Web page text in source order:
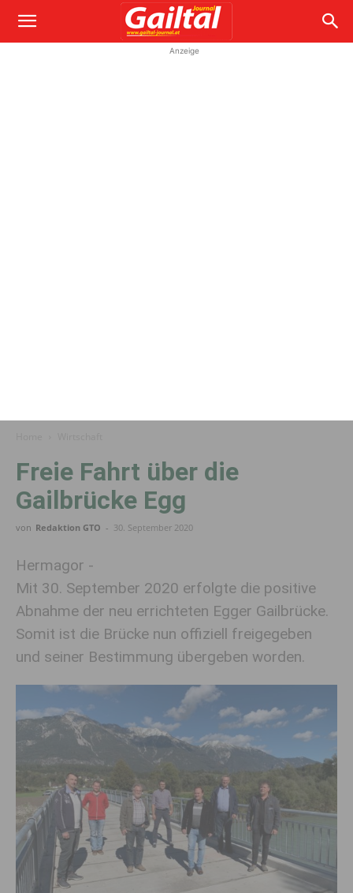
Anzeige
Freie Fahrt über die
Gailbrücke Egg
von Redaktion GTO - 30. September 2020
Hermagor -
Mit 30. September 2020 erfolgte die positive
Abnahme der neu errichteten Egger Gailbrücke.
Somit ist die Brücke nun offiziell freigegeben
und seiner Bestimmung übergeben worden.